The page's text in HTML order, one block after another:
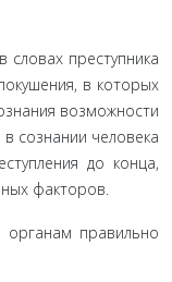
преступника
в которых
возможности
сознании человека
до конца,
факторов.
органам пра­вильно